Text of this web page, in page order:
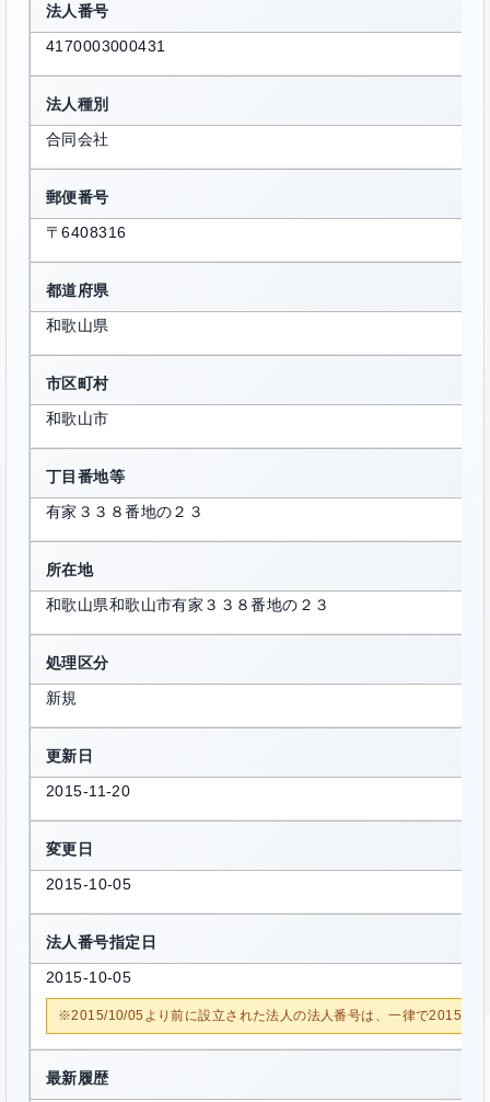
法人番号
4170003000431
法人種別
合同会社
郵便番号
〒6408316
都道府県
和歌山県
市区町村
和歌山市
丁目番地等
有家３３８番地の２３
所在地
和歌山県和歌山市有家３３８番地の２３
処理区分
新規
更新日
2015-11-20
変更日
2015-10-05
法人番号指定日
2015-10-05
※2015/10/05より前に設立された法人の法人番号は、一律で2015/10/
最新履歴